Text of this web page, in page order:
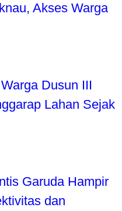
Akses Warga
Dusun III
Lahan Sejak
Garuda Hampir
dan